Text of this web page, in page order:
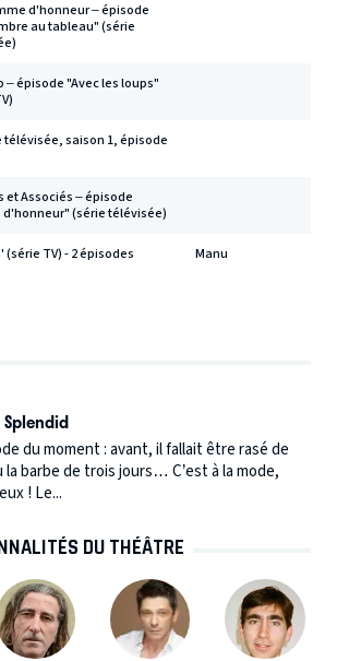
d'honneur – épisode
au tableau" (série
– épisode "Avec les loups"
télévisée, saison 1, épisode
et Associés – épisode
d'honneur" (série télévisée)
(série TV) - 2 épisodes Manu
du moment : avant, il fallait être rasé de
la barbe de trois jours… C’est à la mode,
! Le...
DU THÉÂTRE